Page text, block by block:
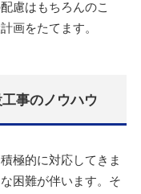
慮はもちろんのこ
画をたてます。
事のノウハウ
極的に対応してきま
困難が伴います。そ